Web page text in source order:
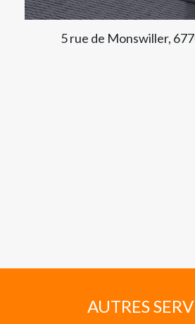
5 rue de Monswiller,
AUTRES